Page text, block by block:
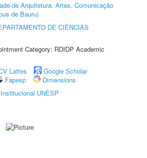
de Arquitetura, Artes, Comunicação
de Bauru)
DE CIÊNCIAS
Category: RDIDP Academic
Lattes
Google Scholar
Fapesp
Dimensions
UNESP